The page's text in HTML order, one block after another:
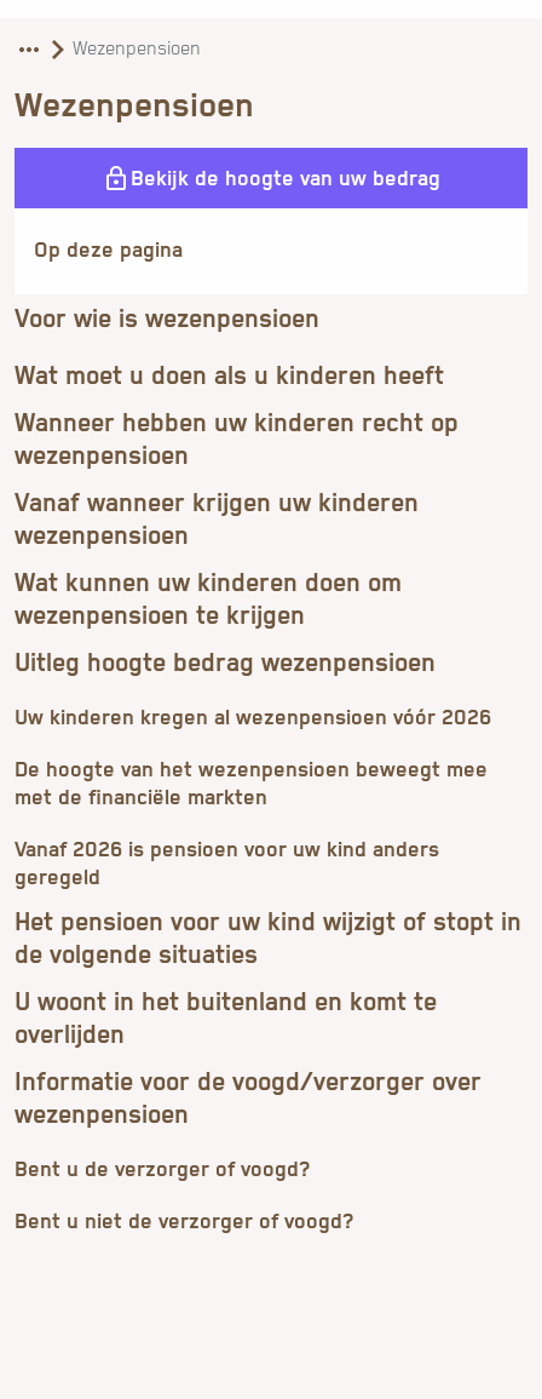
Wezenpensioen
Bekijk de hoogte van uw bedrag
Voor wie is wezenpensioen
Wat moet u doen als u kinderen heeft
Wanneer hebben uw kinderen recht op
wezenpensioen
Vanaf wanneer krijgen uw kinderen
wezenpensioen
Wat kunnen uw kinderen doen om
wezenpensioen te krijgen
Uitleg hoogte bedrag wezenpensioen
Uw kinderen kregen al wezenpensioen vóór 2026
De hoogte van het wezenpensioen beweegt mee
met de financiële markten
Vanaf 2026 is pensioen voor uw kind anders
geregeld
Het pensioen voor uw kind wijzigt of stopt in
de volgende situaties
U woont in het buitenland en komt te
overlijden
Informatie voor de voogd/verzorger over
wezenpensioen
Bent u de verzorger of voogd?
Bent u niet de verzorger of voogd?